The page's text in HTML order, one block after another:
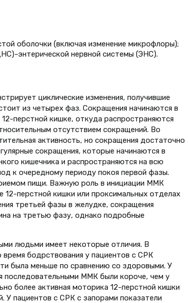
оболочки (включая изменение микрофлоры);
нервной системы (ЭНС).
циклические изменения, получившие
из четырех фаз. Сокращения начинаются в
перстной кишке, откуда распространяются
отсутствием сокращений. Во
активность, но сокращения достаточно
сокращения, которые начинаются в
кишечника и распространяются на всю
к очередному периоду покоя первой фазы.
пищи. Важную роль в инициации ММК
перстной кишки или проксимальных отделах
третьей фазы в желудке, сокращения
на третью фазу, однако подробные
людьми имеет некоторые отличия. В
бодрствования у пациентов с СРК
была меньше по сравнению со здоровыми. У
последовательными ММК были короче, чем у
более активная моторика 12-перстной кишки
У пациентов с СРК с запорами показатели